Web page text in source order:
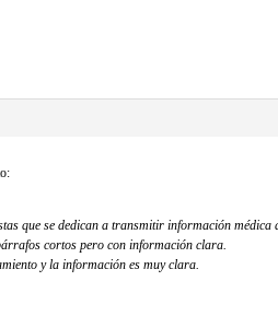
que se dedican a transmitir información médica
cortos pero con información clara.
y la información es muy clara.